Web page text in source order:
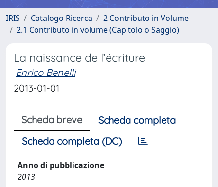
IRIS Catalogo Ricerca
2 Contributo in Volume
2.1 Contributo in volume (Capitolo o Saggio)
La naissance de l’écriture
Enrico Benelli
2013-01-01
Scheda breve
Scheda completa
Scheda completa (DC)
Anno di pubblicazione
2013